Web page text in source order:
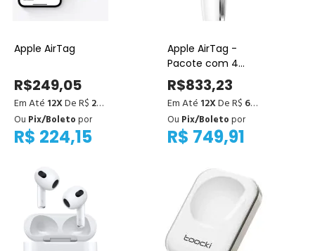
Apple AirTag
R$249,05
Em Até 12XDe R$ 20,75
R$ 224,15
Ou Pix/Boletopor
Apple AirTag -
Pacote com 4
unidades
R$833,23
Em Até 12XDe R$ 69,44
R$ 749,91
Ou Pix/Boletopor